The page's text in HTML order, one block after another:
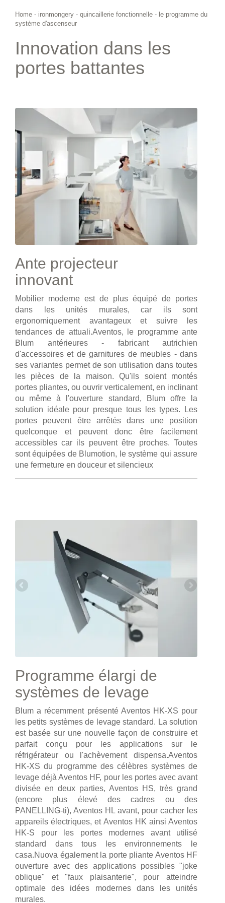
Home - ironmongery - quincaillerie fonctionnelle - le programme du
système d'ascenseur
Innovation dans les
portes battantes
Ante projecteur
innovant
Mobilier moderne est de plus équipé de portes
dans les unités murales, car ils sont
ergonomiquement avantageux et suivre les
tendances de attuali.Aventos, le programme ante
Blum antérieures - fabricant autrichien
d'accessoires et de garnitures de meubles - dans
ses variantes permet de son utilisation dans toutes
les pièces de la maison. Qu'ils soient montés
portes pliantes, ou ouvrir verticalement, en inclinant
ou même à l'ouverture standard, Blum offre la
solution idéale pour presque tous les types. Les
portes peuvent être arrêtés dans une position
quelconque et peuvent donc être facilement
accessibles car ils peuvent être proches. Toutes
sont équipées de Blumotion, le système qui assure
une fermeture en douceur et silencieux
Programme élargi de
systèmes de levage
Blum a récemment présenté Aventos HK-XS pour
les petits systèmes de levage standard. La solution
est basée sur une nouvelle façon de construire et
parfait conçu pour les applications sur le
réfrigérateur ou l'achèvement dispensa.Aventos
HK-XS du programme des célèbres systèmes de
levage déjà Aventos HF, pour les portes avec avant
divisée en deux parties, Aventos HS, très grand
(encore plus élevé des cadres ou des
PANELLING-ti), Aventos HL avant, pour cacher les
appareils électriques, et Aventos HK ainsi Aventos
HK-S pour les portes modernes avant utilisé
standard dans tous les environnements le
casa.Nuova également la porte pliante Aventos HF
ouverture avec des applications possibles "joke
oblique" et "faux plaisanterie", pour atteindre
optimale des idées modernes dans les unités
murales.